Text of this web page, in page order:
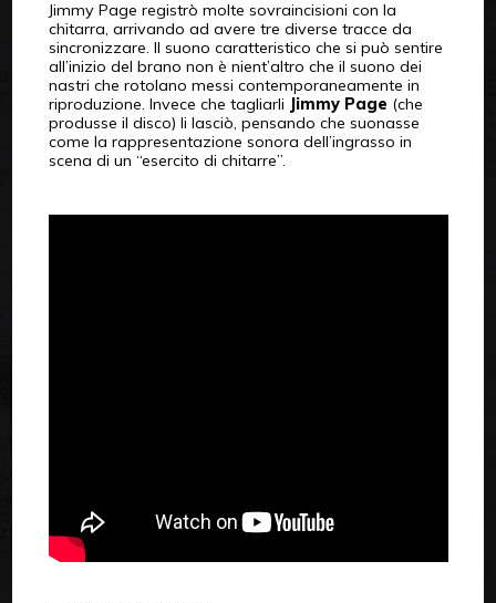
Jimmy Page registrò molte sovraincisioni con la
chitarra, arrivando ad avere tre diverse tracce da
sincronizzare. Il suono caratteristico che si può sentire
all’inizio del brano non è nient’altro che il suono dei
nastri che rotolano messi contemporaneamente in
riproduzione. Invece che tagliarli Jimmy Page (che
produsse il disco) li lasciò, pensando che suonasse
come la rappresentazione sonora dell’ingrasso in
scena di un “esercito di chitarre”.